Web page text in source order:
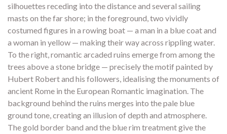
silhouettes receding into the distance and several sailing
masts on the far shore; in the foreground, two vividly
costumed figures in a rowing boat — a man in a blue coat and
a woman in yellow — making their way across rippling water.
To the right, romantic arcaded ruins emerge from among the
trees above a stone bridge — precisely the motif painted by
Hubert Robert and his followers, idealising the monuments of
ancient Rome in the European Romantic imagination. The
background behind the ruins merges into the pale blue
ground tone, creating an illusion of depth and atmosphere.
The gold border band and the blue rim treatment give the